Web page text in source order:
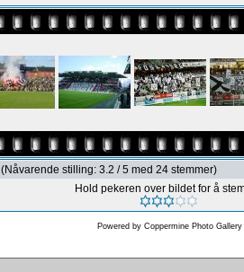
(Nåvarende stilling: 3.2 / 5 med 24 stemmer)
Hold pekeren over bildet for å
Powered by Coppermine Photo Gallery